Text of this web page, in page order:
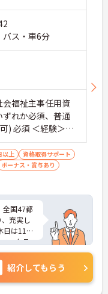
バス・車6分
福祉主事任用資
れか必須、普通
) 必須 ＜経験＞不
以上
資格取得サポート
ボーナス・賞与あり
全国47都
充実し
日は110
ークラ
です。ご
さらに
談くださ
紹介してもらう